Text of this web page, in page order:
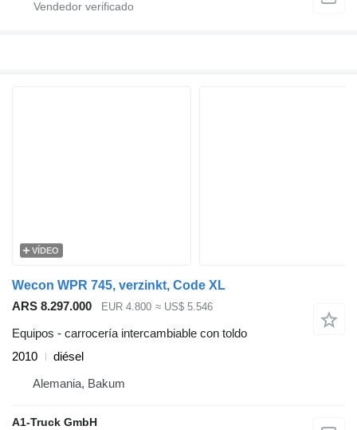
VÍDEO
Wecon WPR 745, verzinkt, Code XL
ARS 8.297.000
EUR 4.800 ≈ US$ 5.546
Equipos - carrocería intercambiable con toldo
2010
diésel
Alemania, Bakum
A1-Truck GmbH